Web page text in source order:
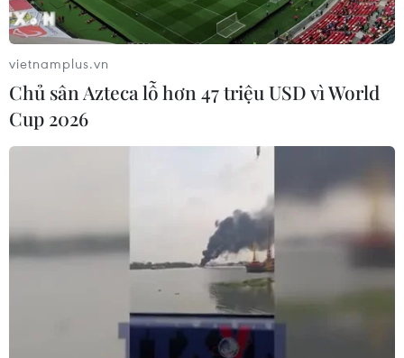
Kiểm soát khí thải phương tiện cải thiện
chất lượng không khí
26/02/2021 07:55
Theo Vụ trưởng Vụ Môi trường, Bộ Giao thông Vận tải,
trong thời gian qua Bộ triển khai nhiều giải pháp để
kiểm soát phát thải chất gây ô nhiễm môi trường không
vietnamplus.vn
Chủ sân Azteca lỗ hơn 47 triệu USD vì World
Cup 2026